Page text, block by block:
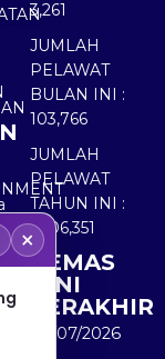
3,261
JUMLAH
PELAWAT
BULAN INI :
103,766
JUMLAH
PELAWAT
TAHUN INI :
5,506,351
KEMAS
KINI
TERAKHIR
30/07/2026
×